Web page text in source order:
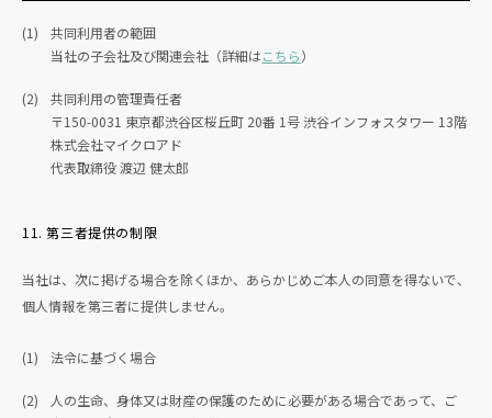
(1)
共同利用者の範囲
当社の子会社及び関連会社（詳細はこちら）
(2)
共同利用の管理責任者
〒150-0031 東京都渋谷区桜丘町 20番 1号 渋谷インフォスタワー 13階
株式会社マイクロアド
代表取締役 渡辺 健太郎
11. 第三者提供の制限
当社は、次に掲げる場合を除くほか、あらかじめご本人の同意を得ないで、
個人情報を第三者に提供しません。
(1) 法令に基づく場合
(2)
人の生命、身体又は財産の保護のために必要がある場合であって、ご